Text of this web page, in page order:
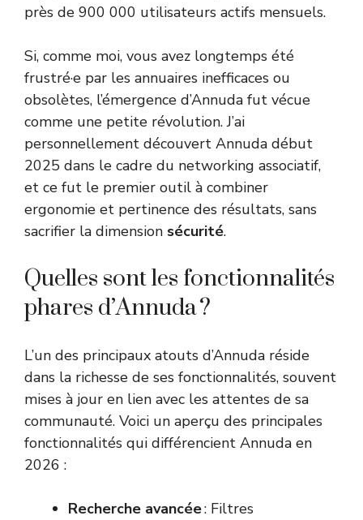
près de 900 000 utilisateurs actifs mensuels.
Si, comme moi, vous avez longtemps été
frustré·e par les annuaires inefficaces ou
obsolètes, l’émergence d’Annuda fut vécue
comme une petite révolution. J’ai
personnellement découvert Annuda début
2025 dans le cadre du networking associatif,
et ce fut le premier outil à combiner
ergonomie et pertinence des résultats, sans
sacrifier la dimension sécurité.
Quelles sont les fonctionnalités
phares d’Annuda ?
L’un des principaux atouts d’Annuda réside
dans la richesse de ses fonctionnalités, souvent
mises à jour en lien avec les attentes de sa
communauté. Voici un aperçu des principales
fonctionnalités qui différencient Annuda en
2026 :
Recherche avancée: Filtres